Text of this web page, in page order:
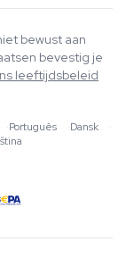
bewust aan
bevestig je
leeftijdsbeleid
·Português ·Dansk
·